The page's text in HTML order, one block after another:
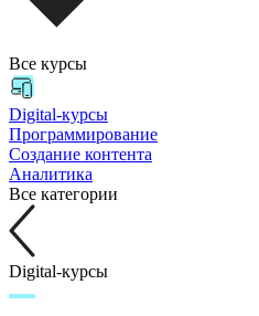
Все курсы
Digital-курсы
Программирование
Создание контента
Аналитика
Все категории
Digital-курсы